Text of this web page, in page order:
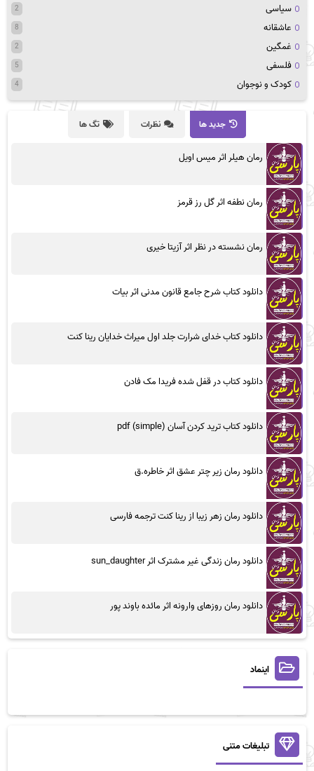
سیاسی 2
عاشقانه 8
غمگین 2
فلسفی 5
کودک و نوجوان 4
جدید ها نظرات تگ ها
رمان هیلر اثر میس اویل
رمان نطفه اثر گل رز قرمز
رمان نشسته در نظر اثر آزیتا خیری
دانلود کتاب شرح جامع قانون مدنی اثر بیات
دانلود کتاب خدای شرارت جلد اول میراث خدایان رینا کنت
دانلود کتاب در قفل شده فریدا مک فادن
دانلود کتاب ترید کردن آسان (simple) pdf
دانلود رمان زیر چتر عشق اثر خاطره.ق
دانلود رمان زهر زیبا از رینا کنت ترجمه فارسی
دانلود رمان زندگی غیر مشترک اثر sun_daughter
دانلود رمان روزهای وارونه اثر مائده باوند پور
اینماد
تبلیغات متنی